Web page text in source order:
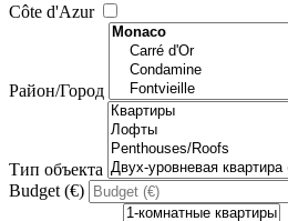
Côte d'Azur
Район/Город
Тип объекта
Budget (€)